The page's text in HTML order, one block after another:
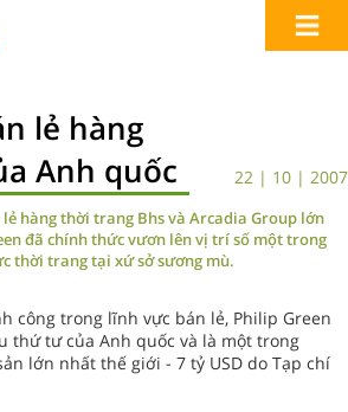
lẻ hàng
Anh quốc
22 | 10 | 2007
hàng thời trang Bhs và Arcadia Group lớn
đã chính thức vươn lên vị trí số một trong
thời trang tại xứ sở sương mù.
công trong lĩnh vực bán lẻ, Philip Green
thứ tư của Anh quốc và là một trong
lớn nhất thế giới - 7 tỷ USD do Tạp chí